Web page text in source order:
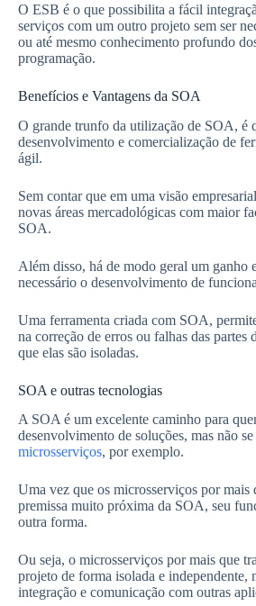
O ESB é o que possibilita a fácil
serviços com um outro projeto sem ser
ou até mesmo conhecimento profundo
programação.
Benefícios e Vantagens da SOA
O grande trunfo da utilização de SOA, é
desenvolvimento e comercialização de
ágil.
Sem contar que em uma visão
novas áreas mercadológicas com maior
SOA.
Além disso, há de modo geral um ganho
necessário o desenvolvimento de
Uma ferramenta criada com SOA,
na correção de erros ou falhas das partes
que elas são isoladas.
SOA e outras tecnologias
A SOA é um excelente caminho para
desenvolvimento de soluções, mas não
microsserviços, por exemplo.
Uma vez que os microsserviços por mais
premissa muito próxima da SOA, seu
outra forma.
Ou seja, o microsserviços por mais que
projeto de forma isolada e independente,
integração e comunicação com outras